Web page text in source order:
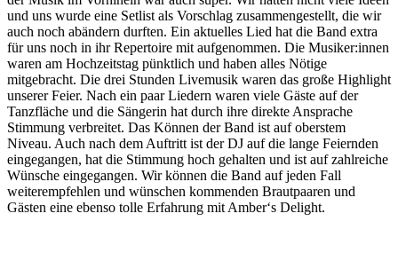
und uns wurde eine Setlist als Vorschlag zusammengestellt, die wir
auch noch abändern durften. Ein aktuelles Lied hat die Band extra
für uns noch in ihr Repertoire mit aufgenommen. Die Musiker:innen
waren am Hochzeitstag pünktlich und haben alles Nötige
mitgebracht. Die drei Stunden Livemusik waren das große Highlight
unserer Feier. Nach ein paar Liedern waren viele Gäste auf der
Tanzfläche und die Sängerin hat durch ihre direkte Ansprache
Stimmung verbreitet. Das Können der Band ist auf oberstem
Niveau. Auch nach dem Auftritt ist der DJ auf die lange Feiernden
eingegangen, hat die Stimmung hoch gehalten und ist auf zahlreiche
Wünsche eingegangen. Wir können die Band auf jeden Fall
weiterempfehlen und wünschen kommenden Brautpaaren und
Gästen eine ebenso tolle Erfahrung mit Amber‘s Delight.